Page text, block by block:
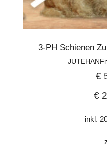
3-PH Schienen
€
€
inkl.